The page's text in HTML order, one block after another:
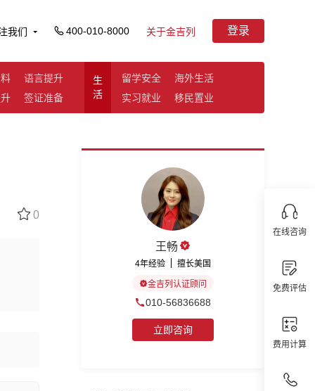
我们 400-010-8000 关于金吉列 登录
语言提升
签证准备
生
活
留学安全
海外生活
实习就业
移民置业
在线咨询
免费评估
费用计算
0
王畅
4年经验 擅长美国
金吉列认证顾问
010-56836688
立即咨询